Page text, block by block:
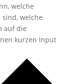
welche
welche
auf die
kurzen Input